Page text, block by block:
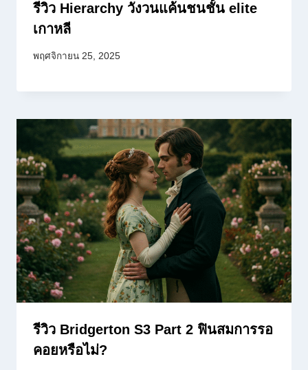
รีวิว Hierarchy วังวนแค้นชนชั้น elite
เกาหลี
พฤศจิกายน 25, 2025
รีวิว Bridgerton S3 Part 2 ฟินสมการรอ
คอยหรือไม่?